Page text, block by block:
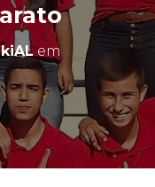
E
G
O
em